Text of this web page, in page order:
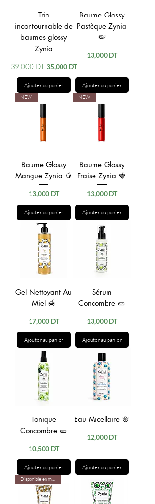
Trio
incontournable de
baumes glossy
Zynia
Prix original
39,000 DT Prix promotionnel
35,000 DT
Ajouter au panier
Baume Glossy
Pastèque Zynia
🍉
Prix
13,000 DT
Ajouter au panier
NEW
Baume Glossy
Mangue Zynia 🥭
Prix
13,000 DT
Ajouter au panier
NEW
Baume Glossy
Fraise Zynia 🍓
Prix
13,000 DT
Ajouter au panier
Gel Nettoyant Au
Miel 🍯
Prix
17,000 DT
Ajouter au panier
Sérum
Concombre 🥒
Prix
13,000 DT
Ajouter au panier
Tonique
Concombre 🥒
Prix
10,500 DT
Ajouter au panier
Eau Micellaire 🌸
Prix
12,000 DT
Ajouter au panier
Disponible en magasins